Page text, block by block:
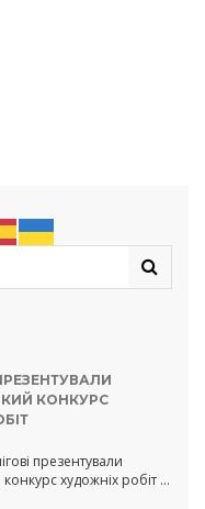
КОНКУРС
презентували
художніх робіт …